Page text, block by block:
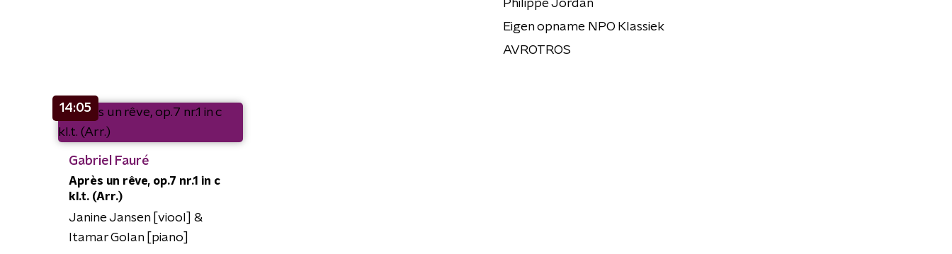
Philippe Jordan
Eigen opname NPO Klassiek
AVROTROS
14:05
Gabriel Fauré
Après un rêve, op.7 nr.1 in c
kl.t. (Arr.)
Janine Jansen [viool] &
Itamar Golan [piano]